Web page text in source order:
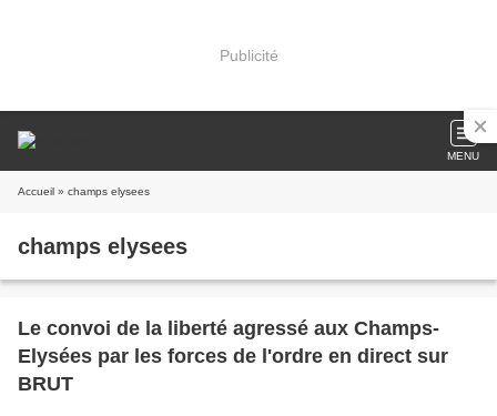
Publicité
MENU
Accueil » champs elysees
champs elysees
Le convoi de la liberté agressé aux Champs-
Elysées par les forces de l'ordre en direct sur
BRUT